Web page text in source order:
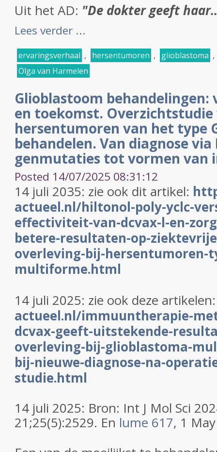
Uit het AD: "De dokter geeft
Lees verder ...
ervaringsverhaal , hersentumoren , glioblastoma ,
Olga van Harmelen
Glioblastoom behandelingen:
en toekomst. Overzichtstudie
hersentumoren van het type
behandelen. Van diagnose via
genmutaties tot vormen van
Posted 14/07/2025 08:31:12
14 juli 2035: zie ook dit artikel:
actueel.nl/hiltonol-poly-yclc-
effectiviteit-van-dcvax-l-en-
betere-resultaten-op-
overleving-bij-hersentumoren-
multiforme.html
14 juli 2025: zie ook deze
actueel.nl/immuuntherapie-
dcvax-geeft-uitstekende-
overleving-bij-glioblastoma-
bij-nieuwe-diagnose-na-
studie.html
14 juli 2025: Bron: Int J Mol Sci
21;25(5):2529. En lume 617, 1